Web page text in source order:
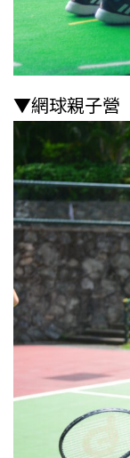
▼網球親子營